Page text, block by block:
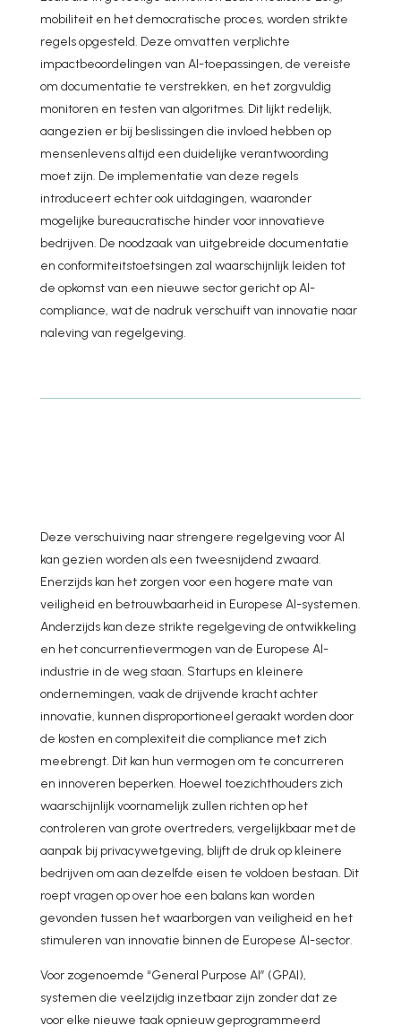
mobiliteit en het democratische proces, worden strikte
regels opgesteld. Deze omvatten verplichte
impactbeoordelingen van AI-toepassingen, de vereiste
om documentatie te verstrekken, en het zorgvuldig
monitoren en testen van algoritmes. Dit lijkt redelijk,
aangezien er bij beslissingen die invloed hebben op
mensenlevens altijd een duidelijke verantwoording
moet zijn. De implementatie van deze regels
introduceert echter ook uitdagingen, waaronder
mogelijke bureaucratische hinder voor innovatieve
bedrijven. De noodzaak van uitgebreide documentatie
en conformiteitstoetsingen zal waarschijnlijk leiden tot
de opkomst van een nieuwe sector gericht op AI-
compliance, wat de nadruk verschuift van innovatie naar
naleving van regelgeving.
Deze verschuiving naar strengere regelgeving voor AI
kan gezien worden als een tweesnijdend zwaard.
Enerzijds kan het zorgen voor een hogere mate van
veiligheid en betrouwbaarheid in Europese AI-systemen.
Anderzijds kan deze strikte regelgeving de ontwikkeling
en het concurrentievermogen van de Europese AI-
industrie in de weg staan. Startups en kleinere
ondernemingen, vaak de drijvende kracht achter
innovatie, kunnen disproportioneel geraakt worden door
de kosten en complexiteit die compliance met zich
meebrengt. Dit kan hun vermogen om te concurreren
en innoveren beperken. Hoewel toezichthouders zich
waarschijnlijk voornamelijk zullen richten op het
controleren van grote overtreders, vergelijkbaar met de
aanpak bij privacywetgeving, blijft de druk op kleinere
bedrijven om aan dezelfde eisen te voldoen bestaan. Dit
roept vragen op over hoe een balans kan worden
gevonden tussen het waarborgen van veiligheid en het
stimuleren van innovatie binnen de Europese AI-sector.
Voor zogenoemde “General Purpose AI” (GPAI),
systemen die veelzijdig inzetbaar zijn zonder dat ze
voor elke nieuwe taak opnieuw geprogrammeerd